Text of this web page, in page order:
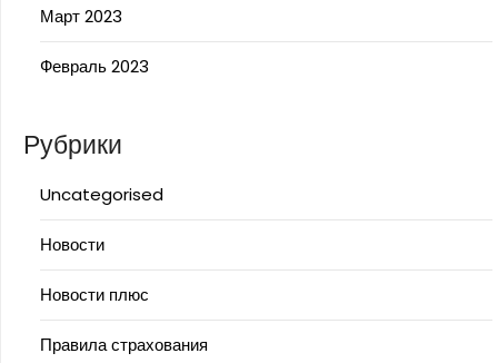
Март 2023
Февраль 2023
Рубрики
Uncategorised
Новости
Новости плюс
Правила страхования